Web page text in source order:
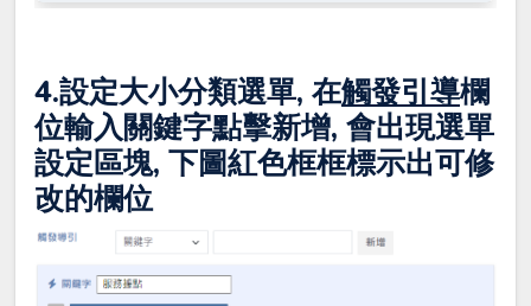
4.設定大小分類選單, 在觸發引導欄
位輸入關鍵字點擊新增, 會出現選單
設定區塊, 下圖紅色框框標示出可修
改的欄位